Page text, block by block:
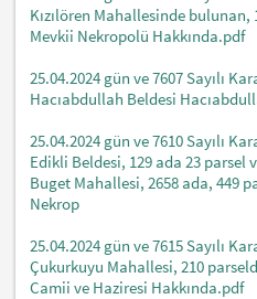
Kızılören Mahallesinde bulunan,
Mevkii Nekropolü Hakkında.pdf
25.04.2024 gün ve 7607 Sayılı
Hacıabdullah Beldesi
25.04.2024 gün ve 7610 Sayılı
Edikli Beldesi, 129 ada 23 parsel
Buget Mahallesi, 2658 ada, 449
Nekrop
25.04.2024 gün ve 7615 Sayılı
Çukurkuyu Mahallesi, 210
Camii ve Haziresi Hakkında.pdf